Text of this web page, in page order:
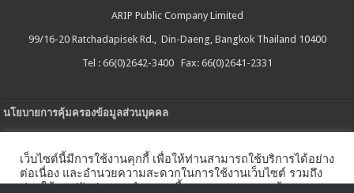
ARIP Public Company Limited
99/16-20 Ratchadapisek Rd., Din-Daeng, Bangkok Thailand 10400
Tel : 66(0)2642-3400 Fax: 66(0)2641-2331
นโยบายการคุ้มครองข้อมูลส่วนบุคคล
นโยบายการใช้คกกี้
เว็บไซต์นี้มีการใช้งานคุกกี้ เพื่อให้ท่านสามารถใช้บริการได้อย่าง
ต่อเนื่อง และอำนวยความสะดวกในการใช้งานเว็บไซต์ รวมถึง
ช่วยให้เราปรับปรุงการนำเสนอเนื้อหาตรงตามความต้องการ